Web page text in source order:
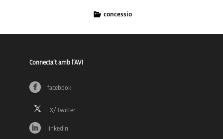
concessio
Connecta’t amb l’AVI
facebook
linkedin